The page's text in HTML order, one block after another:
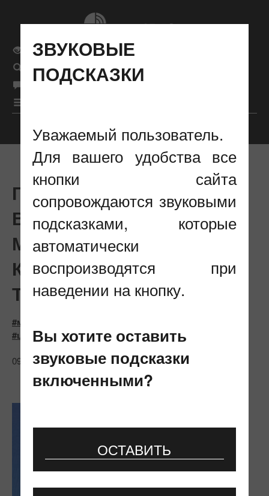
ЗВУКОВЫЕ
ПОДСКАЗКИ
Уважаемый пользователь.
Для вашего удобства все
кнопки сайта
сопровождаются звуковыми
подсказками, которые
автоматически
воспроизводятся при
наведении на кнопку.
Вы хотите оставить
звуковые подсказки
включенными?
ОСТАВИТЬ
Обычная версия сайта
Поиск
Язык сайта
рус| бел| eng
Настройки отображения
ГЛАВА МИНСВЯЗИ
ВЫСТУПИЛ НА
МЕЖДУНАРОДНОЙ ИКТ-
КОНФЕРЕНЦИИ В
ТУРКМЕНИСТАНЕ
#мероприятия
#цифровая трансформация
09.11.2023